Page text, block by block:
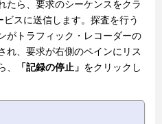
たら、要求のシーケンスをクラ
スに送信します。探査を行う
がトラフィック・レコーダーの
れ、要求が右側のペインにリス
「記録の停止」 をクリックし